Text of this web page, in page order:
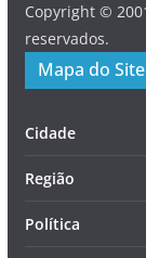
Copyright ©
reservados.
Mapa do Site
Cidade
Região
Política